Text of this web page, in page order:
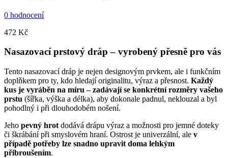
0 hodnocení
472 Kč
Nasazovací prstový dráp – vyrobený přesně pro vás
Tento nasazovací dráp je nejen designovým prvkem, ale i funkčním
doplňkem pro ty, kdo hledají originalitu, výraz a přesnost. Každý
kus je vyráběn na míru – zadávají se konkrétní rozměry vašeho
prstu (šířka, výška a délka), aby dokonale padnul, neklouzal a byl
pohodlný i při dlouhodobém nošení.
Jeho pevný hrot dodává drápu výraz a možnosti pro jemné doteky
či škrábání při smyslovém hraní. Ostrost je univerzální, ale v
případě potřeby lze snadno upravit doma lehkým
přibroušením.